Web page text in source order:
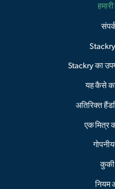
Stackry का
यह कैसे
अतिरिक्त
एक मित्र
कुकी
नियम